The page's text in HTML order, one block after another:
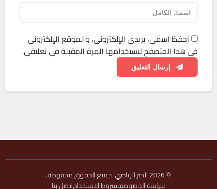
احفظ اسمي، بريدي الإلكتروني، والموقع الإلكتروني
في هذا المتصفح لاستخدامها المرة المقبلة في تعليقي.
© 2026 الخبر الرياضي. جميع الحقوق محفوظة.
سياسة الخصوصيةشروط الاستخداماتصل بنا